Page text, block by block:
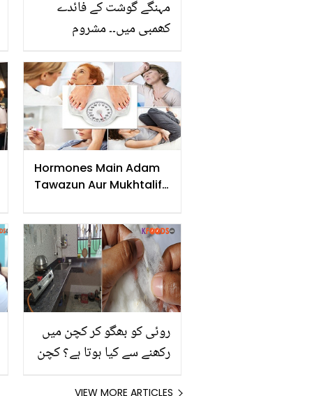
مہنگے گوشت کے فائدے
کھمبی میں۔۔ مشروم
کے لئے کیوں ضروری ہے؟
ماہرین کی رائے
Hormones Main Adam
Tawazun Aur Mukhtalif
روئی کو بھگو کر کچن میں
رکھنے سے کیا ہوتا ہے؟ کچن
VIEW MORE ARTICLES